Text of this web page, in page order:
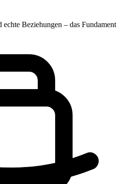
Beziehungen – das Fundament